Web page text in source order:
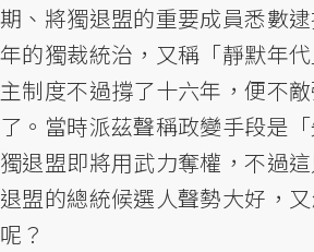
期、將獨退盟的重要成員悉數
年的獨裁統治，又稱「靜默年
主制度不過撐了十六年，便不
了。當時派茲聲稱政變手段是
獨退盟即將用武力奪權，不過
退盟的總統候選人聲勢大好，
呢？